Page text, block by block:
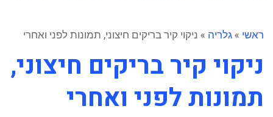
ראשי »גלריה » ניקוי קיר בריקים חיצוני, תמונות לפני ואחרי
ניקוי קיר בריקים חיצוני,
תמונות לפני ואחרי